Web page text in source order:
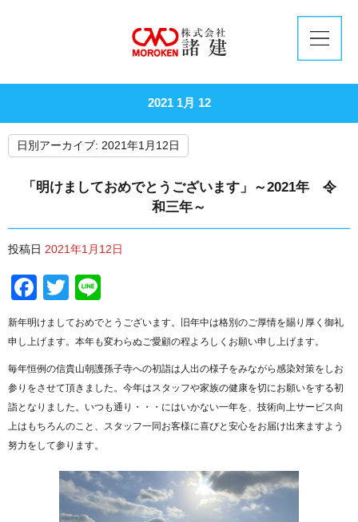
2021 1月 12
日別アーカイブ: 2021年1月12日
「明けましておめでとうございます」～2021年 令
和三年～
投稿日 2021年1月12日
Facebook
Twitter
新年明けましておめでとうございます。旧年中は格別のご厚情を賜り厚く御礼
申し上げます。本年も変わらぬご愛顧の程よろしくお願い申し上げます。
毎年恒例の信貴山朝護孫子寺への初詣は人出の様子をみながら感染対策をしお
参りをさせて頂きました。今年はスタッフや家族の健康を切にお願いをする初
詣となりました。いつも通り・・・にはいかない一年を、技術向上サービス向
上はもちろんのこと、スタッフ一同お客様に喜びと安心をお届け出来ますよう
努力をして参ります。